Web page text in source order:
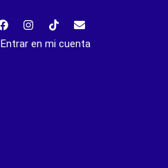
Entrar en mi cuenta